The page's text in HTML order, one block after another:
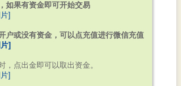
如果有资金即可开始交易
]
户或没有资金，可以点充值进行微信充值
]
，点出金即可以取出资金。
]